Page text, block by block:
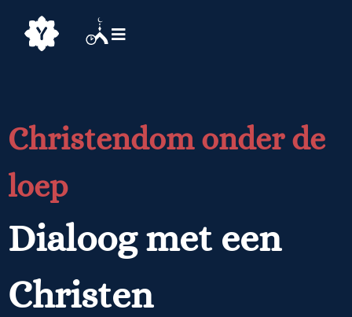
Christendom onder de
loep
Dialoog met een
Christen